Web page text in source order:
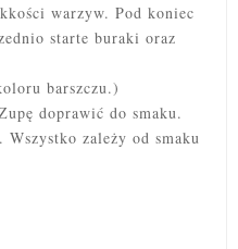
warzyw. Pod koniec
starte buraki oraz
barszczu.)
doprawić do smaku.
zależy od smaku